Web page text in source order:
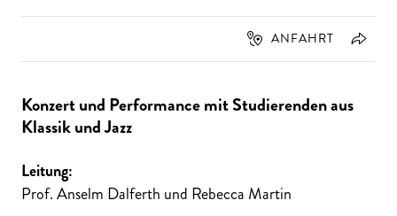
ANFAHRT
Konzert und Performance mit Studierenden aus
Klassik und Jazz
Leitung:
Prof. Anselm Dalferth und Rebecca Martin